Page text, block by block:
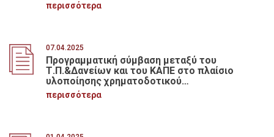
περισσότερα
07.04.2025
Προγραμματική σύμβαση μεταξύ του
Τ.Π.&Δανείων και του ΚΑΠΕ στο πλαίσιο
υλοποίησης χρηματοδοτικού
προγράμματος για την βελτίωση της
ενεργειακής απόδοσης των δικτύων
περισσότερα